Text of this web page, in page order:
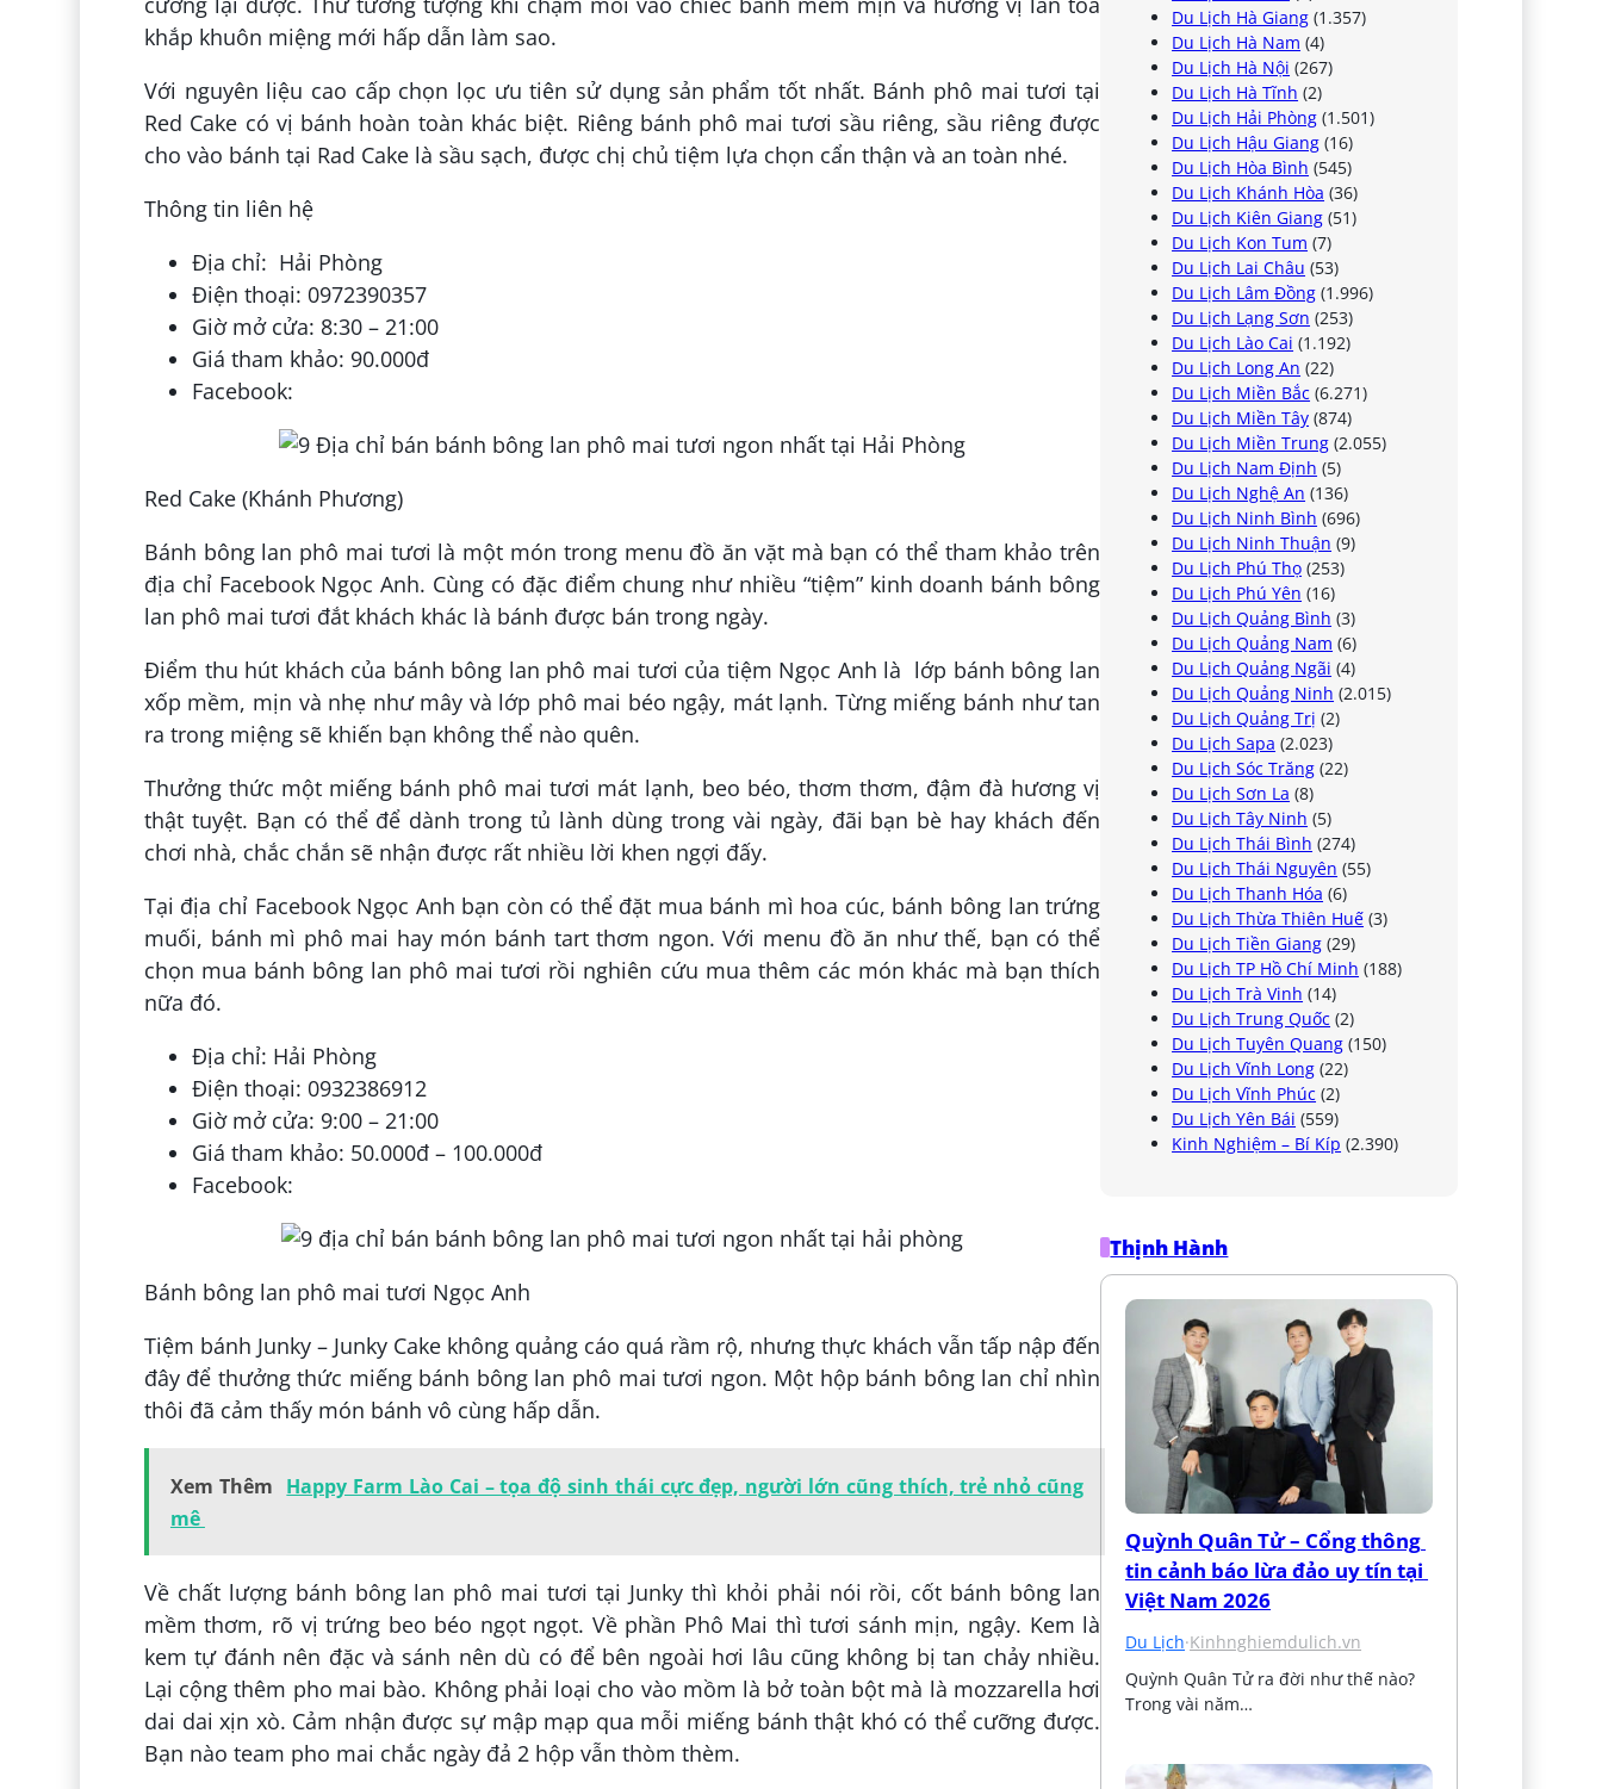
khắp khuôn miệng mới hấp dẫn làm sao.
Với nguyên liệu cao cấp chọn lọc ưu tiên sử dụng sản phẩm tốt nhất. Bánh phô mai tươi tại
Red Cake có vị bánh hoàn toàn khác biệt. Riêng bánh phô mai tươi sầu riêng, sầu riêng được
cho vào bánh tại Rad Cake là sầu sạch, được chị chủ tiệm lựa chọn cẩn thận và an toàn nhé.
Thông tin liên hệ
Địa chỉ: Hải Phòng
Điện thoại: 0972390357
Giờ mở cửa: 8:30 – 21:00
Giá tham khảo: 90.000đ
Facebook:
Red Cake (Khánh Phương)
Bánh bông lan phô mai tươi là một món trong menu đồ ăn vặt mà bạn có thể tham khảo trên
địa chỉ Facebook Ngọc Anh. Cùng có đặc điểm chung như nhiều “tiệm” kinh doanh bánh bông
lan phô mai tươi đắt khách khác là bánh được bán trong ngày.
Điểm thu hút khách của bánh bông lan phô mai tươi của tiệm Ngọc Anh là lớp bánh bông lan
xốp mềm, mịn và nhẹ như mây và lớp phô mai béo ngậy, mát lạnh. Từng miếng bánh như tan
ra trong miệng sẽ khiến bạn không thể nào quên.
Thưởng thức một miếng bánh phô mai tươi mát lạnh, beo béo, thơm thơm, đậm đà hương vị
thật tuyệt. Bạn có thể để dành trong tủ lành dùng trong vài ngày, đãi bạn bè hay khách đến
chơi nhà, chắc chắn sẽ nhận được rất nhiều lời khen ngợi đấy.
Tại địa chỉ Facebook Ngọc Anh bạn còn có thể đặt mua bánh mì hoa cúc, bánh bông lan trứng
muối, bánh mì phô mai hay món bánh tart thơm ngon. Với menu đồ ăn như thế, bạn có thể
chọn mua bánh bông lan phô mai tươi rồi nghiên cứu mua thêm các món khác mà bạn thích
nữa đó.
Địa chỉ: Hải Phòng
Điện thoại: 0932386912
Giờ mở cửa: 9:00 – 21:00
Giá tham khảo: 50.000đ – 100.000đ
Facebook:
Bánh bông lan phô mai tươi Ngọc Anh
Tiệm bánh Junky – Junky Cake không quảng cáo quá rầm rộ, nhưng thực khách vẫn tấp nập đến
đây để thưởng thức miếng bánh bông lan phô mai tươi ngon. Một hộp bánh bông lan chỉ nhìn
thôi đã cảm thấy món bánh vô cùng hấp dẫn.
Xem Thêm Happy Farm Lào Cai – tọa độ sinh thái cực đẹp, người lớn cũng thích, trẻ nhỏ cũng
mê
Về chất lượng bánh bông lan phô mai tươi tại Junky thì khỏi phải nói rồi, cốt bánh bông lan
mềm thơm, rõ vị trứng beo béo ngọt ngọt. Về phần Phô Mai thì tươi sánh mịn, ngậy. Kem là
kem tự đánh nên đặc và sánh nên dù có để bên ngoài hơi lâu cũng không bị tan chảy nhiều.
Lại cộng thêm pho mai bào. Không phải loại cho vào mồm là bở toàn bột mà là mozzarella hơi
dai dai xịn xò. Cảm nhận được sự mập mạp qua mỗi miếng bánh thật khó có thể cưỡng được.
Bạn nào team pho mai chắc ngày đả 2 hộp vẫn thòm thèm.
Du Lịch Hà Giang (1.357)
Du Lịch Hà Nam (4)
Du Lịch Hà Nội (267)
Du Lịch Hà Tĩnh (2)
Du Lịch Hải Phòng (1.501)
Du Lịch Hậu Giang (16)
Du Lịch Hòa Bình (545)
Du Lịch Khánh Hòa (36)
Du Lịch Kiên Giang (51)
Du Lịch Kon Tum (7)
Du Lịch Lai Châu (53)
Du Lịch Lâm Đồng (1.996)
Du Lịch Lạng Sơn (253)
Du Lịch Lào Cai (1.192)
Du Lịch Long An (22)
Du Lịch Miền Bắc (6.271)
Du Lịch Miền Tây (874)
Du Lịch Miền Trung (2.055)
Du Lịch Nam Định (5)
Du Lịch Nghệ An (136)
Du Lịch Ninh Bình (696)
Du Lịch Ninh Thuận (9)
Du Lịch Phú Thọ (253)
Du Lịch Phú Yên (16)
Du Lịch Quảng Bình (3)
Du Lịch Quảng Nam (6)
Du Lịch Quảng Ngãi (4)
Du Lịch Quảng Ninh (2.015)
Du Lịch Quảng Trị (2)
Du Lịch Sapa (2.023)
Du Lịch Sóc Trăng (22)
Du Lịch Sơn La (8)
Du Lịch Tây Ninh (5)
Du Lịch Thái Bình (274)
Du Lịch Thái Nguyên (55)
Du Lịch Thanh Hóa (6)
Du Lịch Thừa Thiên Huế (3)
Du Lịch Tiền Giang (29)
Du Lịch TP Hồ Chí Minh (188)
Du Lịch Trà Vinh (14)
Du Lịch Trung Quốc (2)
Du Lịch Tuyên Quang (150)
Du Lịch Vĩnh Long (22)
Du Lịch Vĩnh Phúc (2)
Du Lịch Yên Bái (559)
Kinh Nghiệm – Bí Kíp (2.390)
Thịnh Hành
Quỳnh Quân Tử – Cổng thông
tin cảnh báo lừa đảo uy tín tại
Việt Nam 2026
Du Lịch·Kinhnghiemdulich.vn
Quỳnh Quân Tử ra đời như thế nào?
Trong vài năm…